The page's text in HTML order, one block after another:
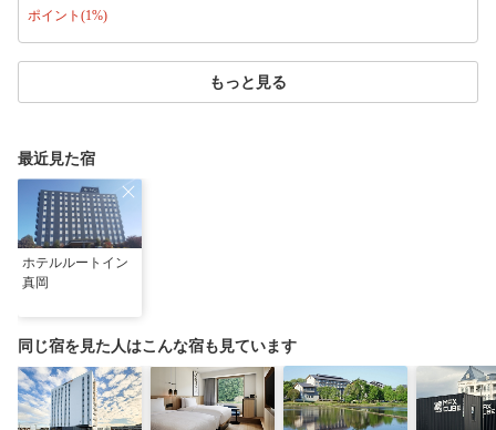
ポイント(1%)
もっと見る
最近見た宿
ホテルルートイン
真岡
同じ宿を見た人はこんな宿も見ています